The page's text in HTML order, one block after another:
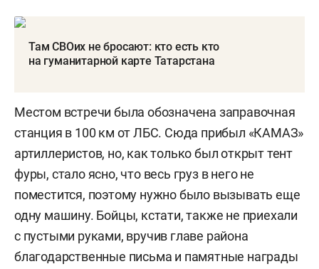
Там СВОих не бросают: кто есть кто
на гуманитарной карте Татарстана
Местом встречи была обозначена заправочная
станция в 100 км от ЛБС. Сюда прибыл «КАМАЗ»
артиллеристов, но, как только был открыт тент
фуры, стало ясно, что весь груз в него не
поместится, поэтому нужно было вызывать еще
одну машину. Бойцы, кстати, также не приехали
с пустыми руками, вручив главе района
благодарственные письма и памятные награды